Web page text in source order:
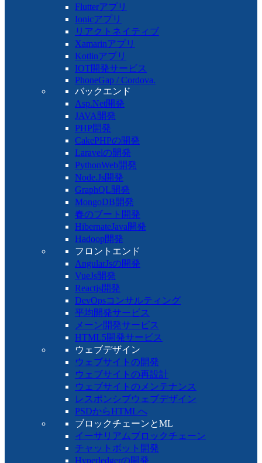
Flutterアプリ
Ionicアプリ
リアクトネイティブ
Xamarinアプリ
Kotlinアプリ
IOT開発サービス
PhoneGap / Cordova.
バックエンド
Asp.Net開発
JAVA開発
PHP開発
CakePHPの開発
Laravelの開発
PythonWeb開発
Node.Js開発
GraphQL開発
MongoDB開発
春のブート開発
HibernateJava開発
Hadoop開発
フロントエンド
AngularJsの開発
VueJs開発
Reactjs開発
DevOpsコンサルティング
平均開発サービス
メーン開発サービス
HTML5開発サービス
ウェブデザイン
ウェブサイトの開発
ウェブサイトの再設計
ウェブサイトのメンテナンス
レスポンシブウェブデザイン
PSDからHTMLへ
ブロックチェーンとML
イーサリアムブロックチェーン
チャットボット開発
Hyperledgerの開発